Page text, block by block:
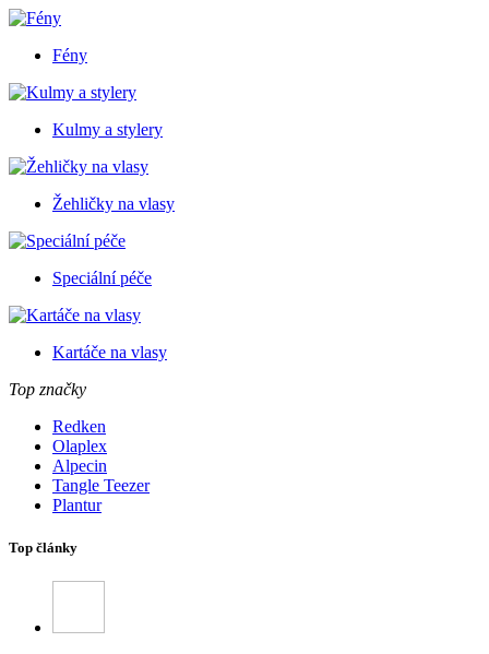
Fény
Kulmy a stylery
Žehličky na vlasy
Speciální péče
Kartáče na vlasy
Top značky
Redken
Olaplex
Alpecin
Tangle Teezer
Plantur
Top články